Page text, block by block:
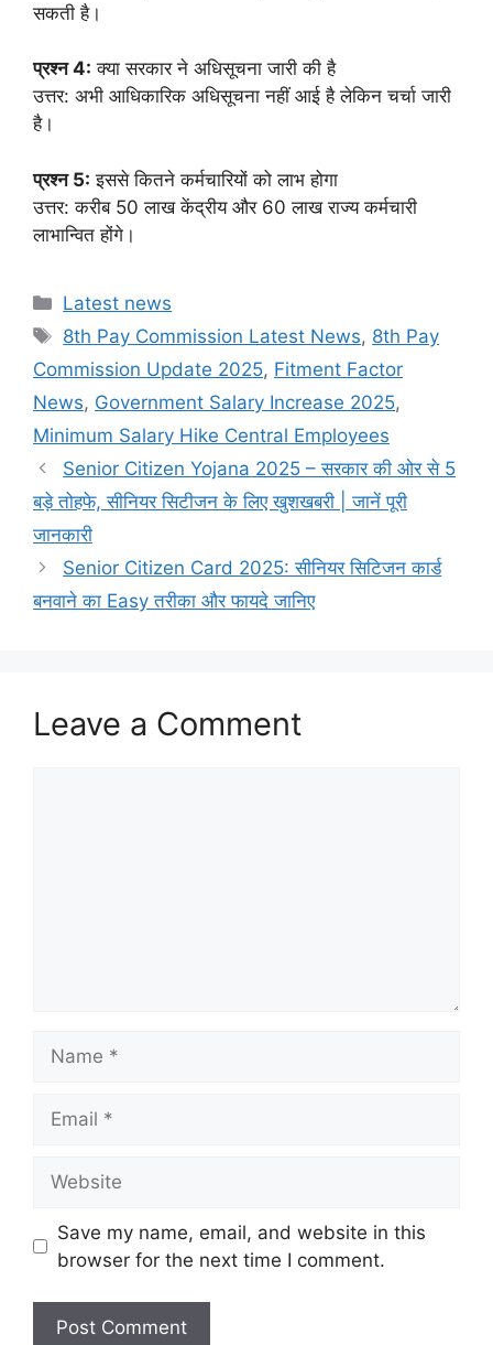
सकती है।
प्रश्न 4: क्या सरकार ने अधिसूचना जारी की है
उत्तर: अभी आधिकारिक अधिसूचना नहीं आई है लेकिन चर्चा जारी
है।
प्रश्न 5: इससे कितने कर्मचारियों को लाभ होगा
उत्तर: करीब 50 लाख केंद्रीय और 60 लाख राज्य कर्मचारी
लाभान्वित होंगे।
Categories
Latest news
Tags
8th Pay Commission Latest News, 8th Pay
Commission Update 2025, Fitment Factor
News, Government Salary Increase 2025,
Minimum Salary Hike Central Employees
Senior Citizen Yojana 2025 – सरकार की ओर से 5
बड़े तोहफे, सीनियर सिटीजन के लिए खुशखबरी | जानें पूरी
जानकारी
Senior Citizen Card 2025: सीनियर सिटिजन कार्ड
बनवाने का Easy तरीका और फायदे जानिए
Leave a Comment
Save my name, email, and website in this
browser for the next time I comment.